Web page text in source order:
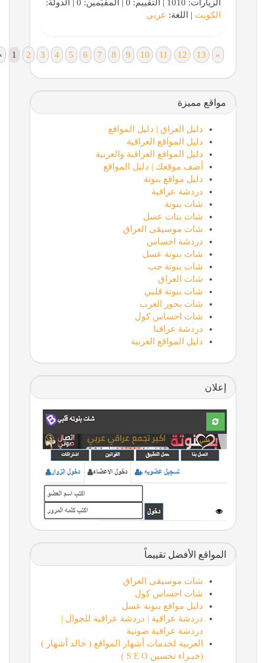
الزيارات: 1010 | التقييم: 0 | المقيّمين: 0 | الدولة:
الكويت| اللغة:عربي
9 10 11 12 13
مواقع مميزة
دليل العراق | دليل المواقع
دليل المواقع العراقية
دليل المواقع العراقية والعربية
أضف موقعك | دليل المواقع
دليل مواقع بنوتة
دردشة عراقية
شات بنوتة
شات بنات عسل
شات موسيقى العراق
دردشة احساس
شات بنوتة عسل
شات بنوتة حب
شات العراق
شات بنوتة قلبي
شات بحور العرب
شات احساس كول
دردشة عراقنا
دليل المواقع العربية
إعلان
المواقع الأفضل تقييماً
شات موسيقى العراق
شات احساس كول
دليل مواقع بنوتة عسل
دردشة عراقية | دردشة عراقية للجوال |
دردشة عراقية صوتية
العربية لخدمات أشهار المواقع ( خالد أشهار )
(خبـراء تحسين S E O )